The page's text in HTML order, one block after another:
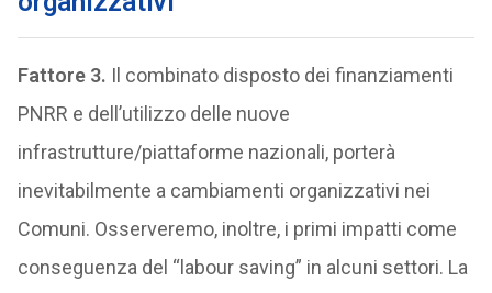
Fattore 3. Il combinato disposto dei finanziamenti
PNRR e dell’utilizzo delle nuove
infrastrutture/piattaforme nazionali, porterà
inevitabilmente a cambiamenti organizzativi nei
Comuni. Osserveremo, inoltre, i primi impatti come
conseguenza del “labour saving” in alcuni settori. La